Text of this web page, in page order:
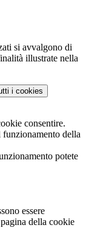
si avvalgono di
illustrate nella
i cookies
consentire.
della
potete
essere
della cookie